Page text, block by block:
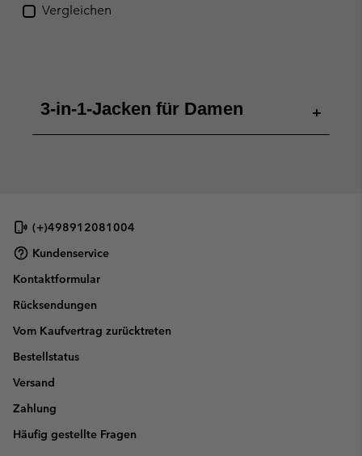
Vergleichen
3-in-1-Jacken für Damen +
(+)498912081004
Kundenservice
Kontaktformular
Rücksendungen
Vom Kaufvertrag zurücktreten
Bestellstatus
Versand
Zahlung
Häufig gestellte Fragen